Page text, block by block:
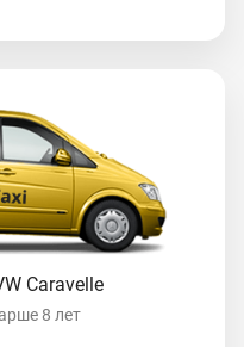
Caravelle
8 лет